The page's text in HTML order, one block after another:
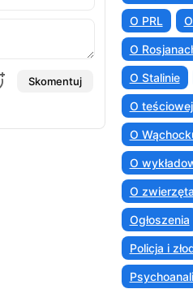
Skomentuj
O PRL
O
O Stalinie
O teściowej
O
O
O
Ogłoszenia
Policja i